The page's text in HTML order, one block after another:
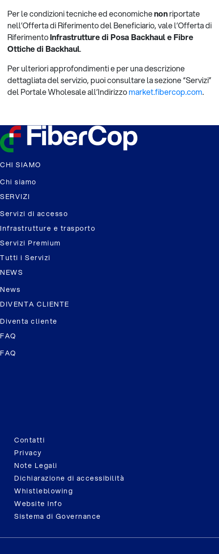
Per le condizioni tecniche ed economichenonriportate
nell’Offerta di Riferimento del Beneficiario, vale l’Offerta di
RiferimentoInfrastrutture di Posa Backhaul e Fibre
Ottiche di Backhaul.
Per ulteriori approfondimenti e per una descrizione
dettagliata del servizio, puoi consultare la sezione “Servizi”
del Portale Wholesale all’Indirizzomarket.fibercop.com.
CHI SIAMO
Chi siamo
SERVIZI
Servizi di accesso
Infrastrutture e trasporto
Servizi Premium
Tutti i Servizi
NEWS
News
DIVENTA CLIENTE
Diventa cliente
FAQ
FAQ
Contatti
Privacy
Note Legali
Dichiarazione di accessibilità
Whistleblowing
Website Info
Sistema di Governance